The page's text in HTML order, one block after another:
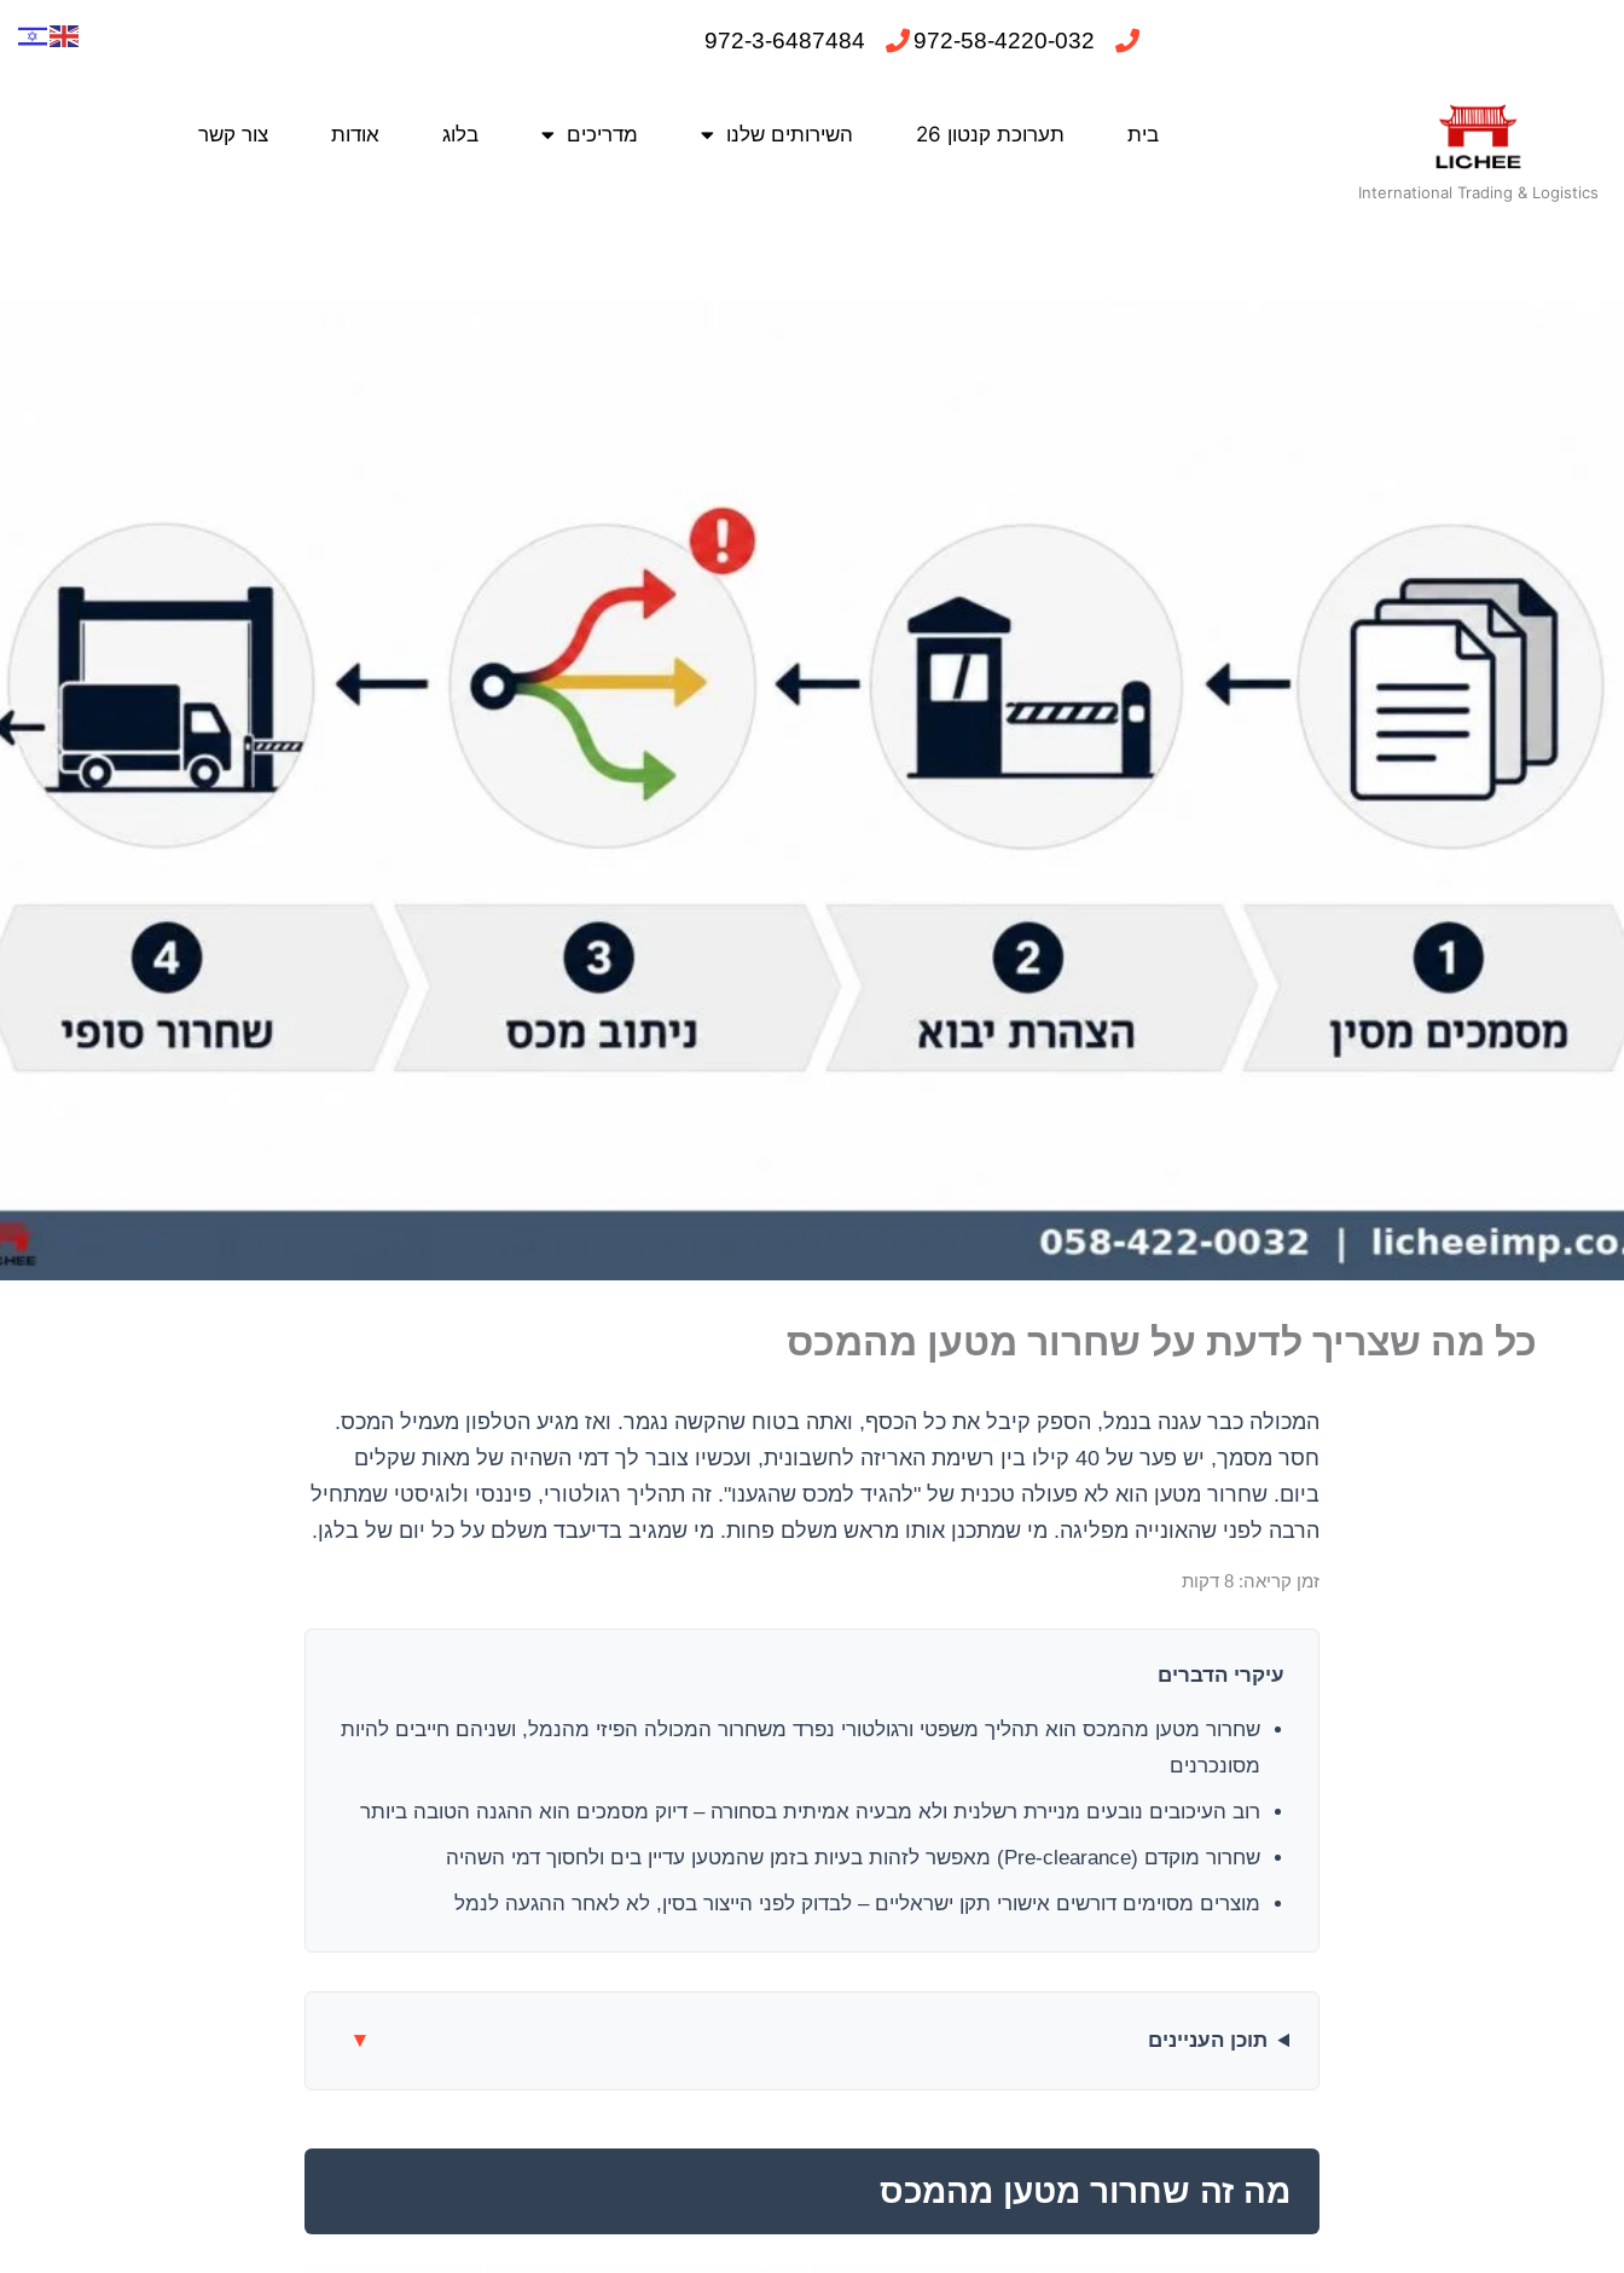
972-58-4220-032
972-3-6487484
International Trading & Logistics
בית תערוכת קנטון 26 השירותים שלנו מדריכים בלוג אודות צור קשר
כל מה שצריך לדעת על שחרור מטען מהמכס
המכולה כבר עגנה בנמל, הספק קיבל את כל הכסף, ואתה בטוח שהקשה נגמר. ואז מגיע הטלפון מעמיל המכס.
חסר מסמך, יש פער של 40 קילו בין רשימת האריזה לחשבונית, ועכשיו צובר לך דמי השהיה של מאות שקלים
ביום. שחרור מטען הוא לא פעולה טכנית של "להגיד למכס שהגענו". זה תהליך רגולטורי, פיננסי ולוגיסטי שמתחיל
הרבה לפני שהאונייה מפליגה. מי שמתכנן אותו מראש משלם פחות. מי שמגיב בדיעבד משלם על כל יום של בלגן.
זמן קריאה: 8 דקות
עיקרי הדברים
שחרור מטען מהמכס הוא תהליך משפטי ורגולטורי נפרד משחרור המכולה הפיזי מהנמל, ושניהם חייבים להיות
מסונכרנים
רוב העיכובים נובעים מניירת רשלנית ולא מבעיה אמיתית בסחורה – דיוק מסמכים הוא ההגנה הטובה ביותר
שחרור מוקדם (Pre-clearance) מאפשר לזהות בעיות בזמן שהמטען עדיין בים ולחסוך דמי השהיה
מוצרים מסוימים דורשים אישורי תקן ישראליים – לבדוק לפני הייצור בסין, לא לאחר ההגעה לנמל
תוכן העניינים ▾
מה זה שחרור מטען מהמכס